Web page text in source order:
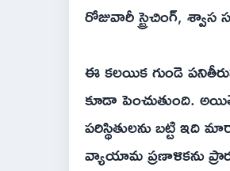
రోజువారీ స్ట్రెచింగ్,
ఈ కలయిక గుండె
కూడా పెంచుతుంది.
పరిస్థితులను బట్టి ఇది
వ్యాయామ ప్రణాళికను